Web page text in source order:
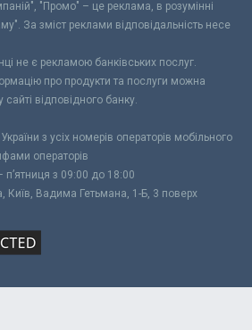
"Промо" – це реклама, в розумінні
За зміст реклами відповідальність несе
не є рекламою банківських послуг.
про продукти та послуги можна
відповідного банку.
з усіх номерів операторів мобільного
операторів
п’ятниця з 09:00 до 18:00
Київ, Вадима Гетьмана, 1-Б, 3 поверх